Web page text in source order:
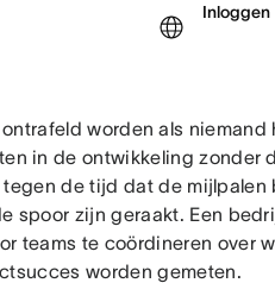
Inloggen
Contact opnemen met verkoop
worden als
in de ontwikkeling
de tijd dat de
spoor zijn geraakt. Een
teams te coördineren over
worden gemeten.